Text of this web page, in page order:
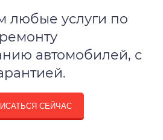
любые услуги по
ремонту
автомобилей, с
СЕЙЧАС